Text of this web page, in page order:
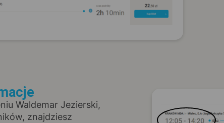
Waldemar Jezierski,
znajdziesz